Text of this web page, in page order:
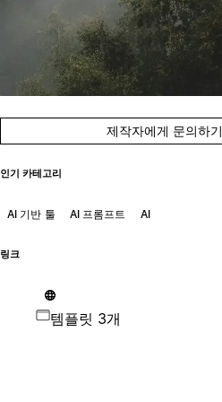
제작자에게 문의하기
인기 카테고리
AI 기반 툴 AI 프롬프트 AI
링크
템플릿 3개